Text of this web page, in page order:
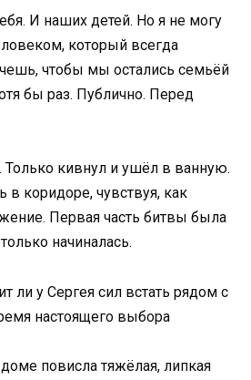
И наших детей. Но я не могу
который всегда
чтобы мы остались семьёй
бы раз. Публично. Перед
Только кивнул и ушёл в ванную.
в коридоре, чувствуя, как
Первая часть битвы была
начиналась.
ли у Сергея сил встать рядом с
настоящего выбора
повисла тяжёлая, липкая